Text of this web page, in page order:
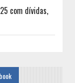
com dívidas,